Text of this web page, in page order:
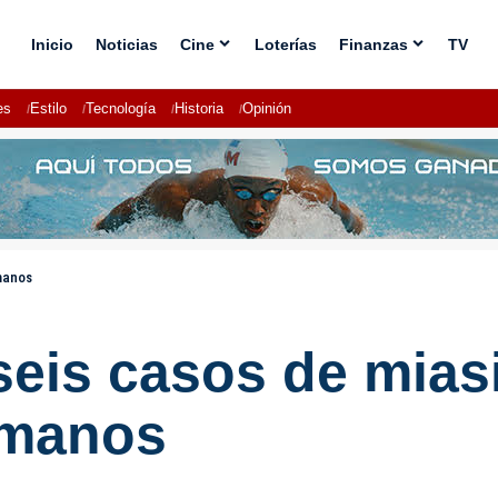
Inicio Noticias Cine Loterías Finanzas TV
Estilo Tecnología Historia Opinión
casos de